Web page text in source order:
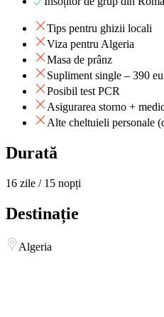
Tips pentru ghizii locali
Viza pentru Algeria
Masa de prânz
Supliment single – 390
Posibil test PCR
Asigurarea storno +
Alte cheltuieli personale
Durată
16 zile / 15 nopți
Destinație
Algeria